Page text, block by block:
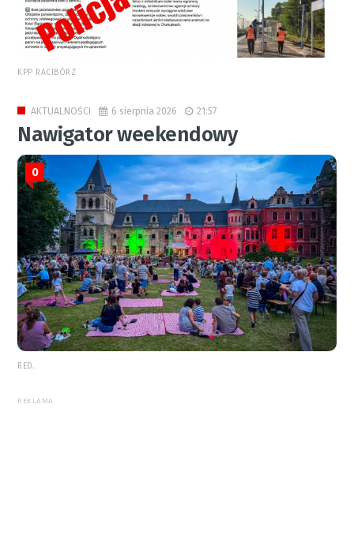
KPP RACIBÓRZ
AKTUALNOŚCI 6 sierpnia 2026 21:57
Nawigator weekendowy
0
RED.
REKLAMA